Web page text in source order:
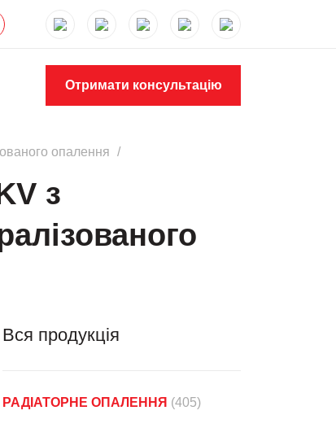
Отримати консультацію
опалення
з
Вся продукція
РАДІАТОРНЕ ОПАЛЕННЯ (405)